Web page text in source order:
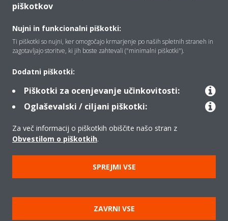
Rešitve
Kontakt
Izdelki
Copyright © Daikin
Uredba o varstvu podatkov
Načela podjetja
piškotkov
Nujni in funkcionalni piškotki:
Ti piškotki so nujni, ker omogočajo krmarjenje po naših spletnih straneh in
zagotavljajo storitve, ki jih boste zahtevali ("minimalni piškotki").
Dodatni piškotki:
Piškotki za ocenjevanje učinkovitosti:
Oglaševalski / ciljani piškotki:
Za več informacij o piškotkih obiščite našo stran z
Obvestilom o piškotkih.
SPREJMI VSE
ZAVRNI VSE